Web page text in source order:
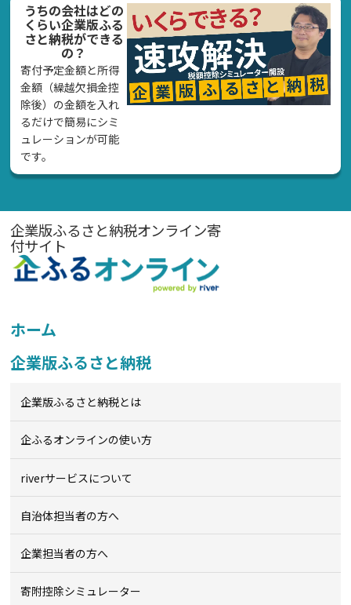
うちの会社はどの
くらい企業版ふる
さと納税ができる
の？
寄付予定金額と所得
金額（繰越欠損金控
除後）の金額を入れ
るだけで簡易にシミ
ュレーションが可能
です。
企業版ふるさと納税オンライン寄
付サイト
ホーム
企業版ふるさと納税
企業版ふるさと納税とは
企ふるオンラインの使い方
riverサービスについて
自治体担当者の方へ
企業担当者の方へ
寄附控除シミュレーター